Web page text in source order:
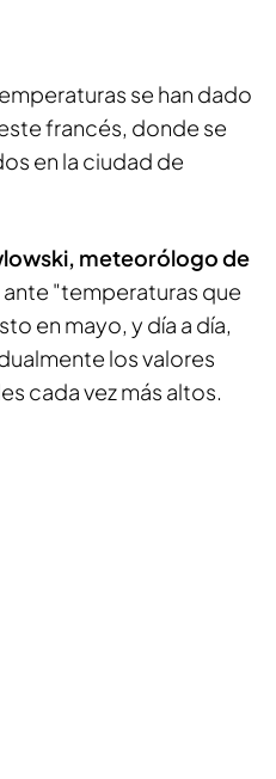
se han dado
francés, donde se
en la ciudad de
meteorólogo de
"temperaturas que
en mayo, y día a día,
los valores
cada vez más altos.